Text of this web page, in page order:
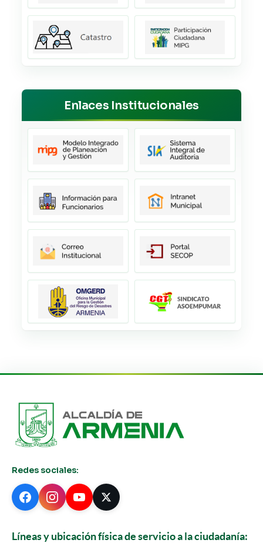
Enlaces Institucionales
Redes sociales:
Líneas y ubicación física de servicio a la ciudadanía: